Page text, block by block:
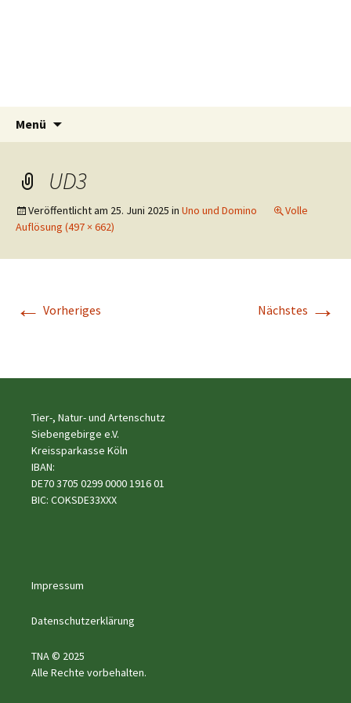
Tier Natur und Artenschutz
Siebengebirge e.V.
Tierschutzverein seit 1985 im Siebengebirge –
Orscheider Tierschutzhof
Menü
UD3
Veröffentlicht am 25. Juni 2025 in Uno und Domino
Volle
Auflösung (497 × 662)
← Vorheriges Nächstes →
Tier-, Natur- und Artenschutz
Siebengebirge e.V.
Kreissparkasse Köln
IBAN:
DE70 3705 0299 0000 1916 01
BIC: COKSDE33XXX
Impressum
Datenschutzerklärung
TNA © 2025
Alle Rechte vorbehalten.